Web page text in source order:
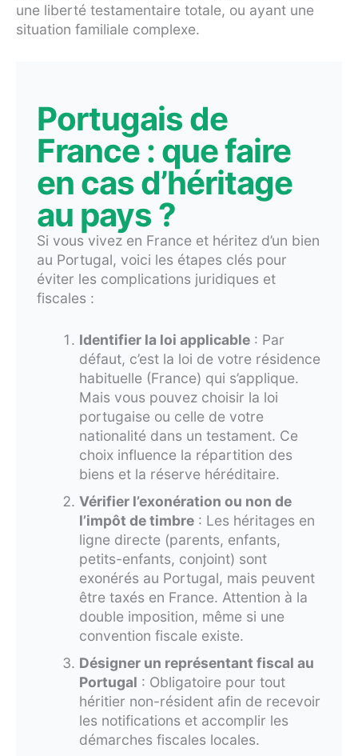
une liberté testamentaire totale, ou ayant une
situation familiale complexe.
Portugais de
France : que faire
en cas d’héritage
au pays ?
Si vous vivez en France et héritez d’un bien
au Portugal, voici les étapes clés pour
éviter les complications juridiques et
fiscales :
Identifier la loi applicable: Par
défaut, c’est la loi de votre résidence
habituelle (France) qui s’applique.
Mais vous pouvez choisir la loi
portugaise ou celle de votre
nationalité dans un testament. Ce
choix influence la répartition des
biens et la réserve héréditaire.
Vérifier l’exonération ou non de
l’impôt de timbre: Les héritages en
ligne directe (parents, enfants,
petits-enfants, conjoint) sont
exonérés au Portugal, mais peuvent
être taxés en France. Attention à la
double imposition, même si une
convention fiscale existe.
Désigner un représentant fiscal au
Portugal : Obligatoire pour tout
héritier non-résident afin de recevoir
les notifications et accomplir les
démarches fiscales locales.